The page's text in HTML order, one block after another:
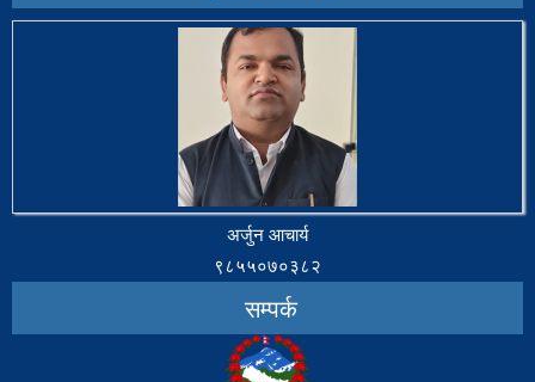
अर्जुन आचार्य
९८५५०७०३८२
सम्पर्क